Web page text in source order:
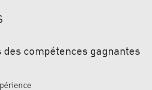
des compétences gagnantes